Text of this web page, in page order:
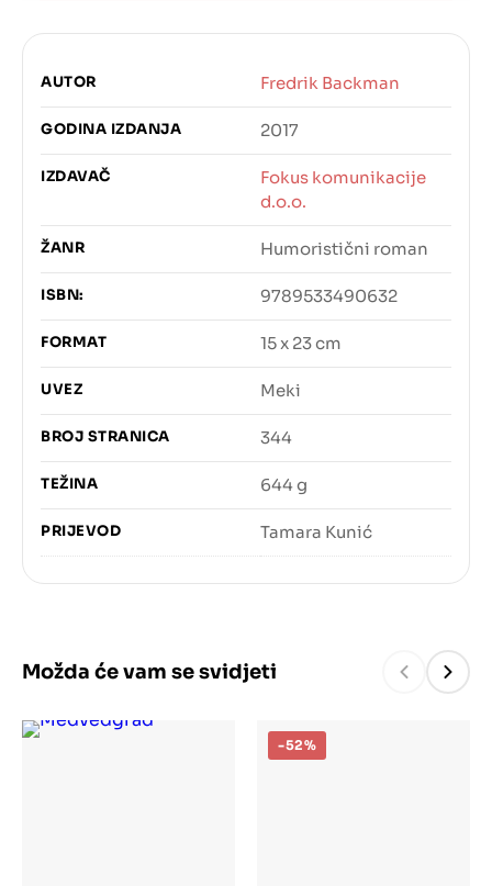
AUTOR Fredrik Backman
GODINA IZDANJA 2017
IZDAVAČ
Fokus komunikacije
d.o.o.
ŽANR Humoristični roman
ISBN: 9789533490632
FORMAT 15 x 23 cm
UVEZ Meki
BROJ STRANICA 344
TEŽINA 644 g
PRIJEVOD Tamara Kunić
Možda će vam se svidjeti
-52%